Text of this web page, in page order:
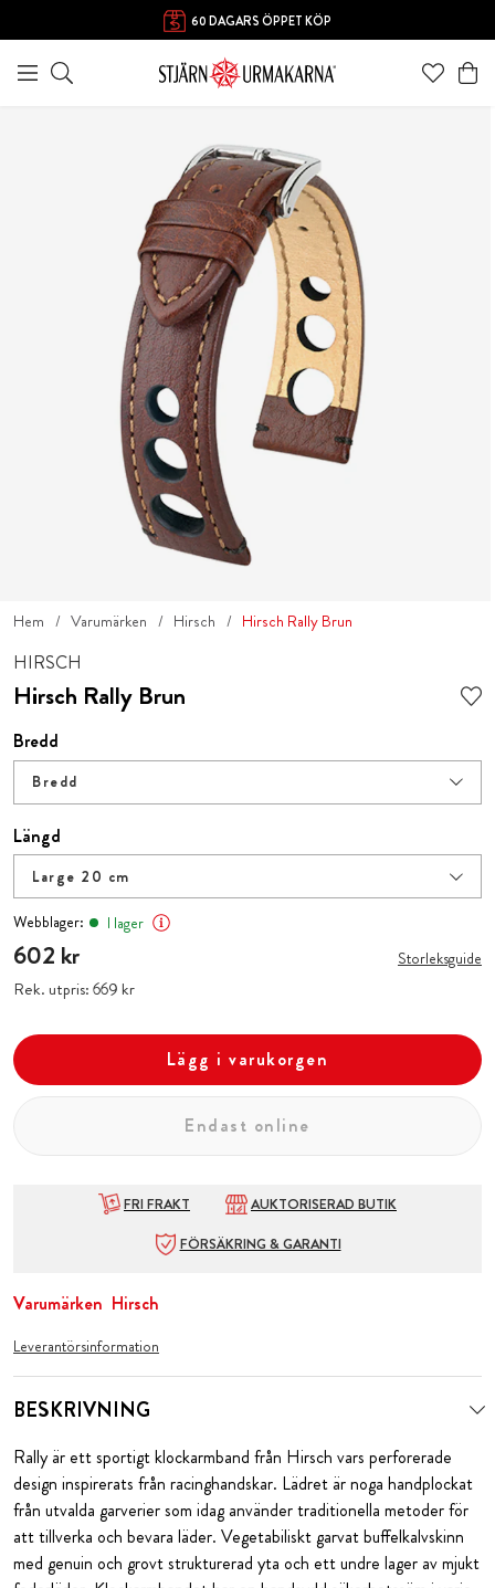
60 DAGARS ÖPPET KÖP
Hem Varumärken Hirsch Hirsch Rally Brun
HIRSCH
Hirsch Rally Brun
Bredd
Bredd
Längd
Large 20 cm
Webblager: I lager
Pris:602 kr
602 kr
Rek. utpris:Pris :669 kr
669 kr
Storleksguide
Lägg i varukorgen
Endast online
FRI FRAKT
AUKTORISERAD BUTIK
FÖRSÄKRING & GARANTI
Varumärken Hirsch
Leverantörsinformation
BESKRIVNING
Rally är ett sportigt klockarmband från Hirsch vars perforerade
design inspirerats från racinghandskar. Lädret är noga handplockat
från utvalda garverier som idag använder traditionella metoder för
att tillverka och bevara läder. Vegetabiliskt garvat buffelkalvskinn
med genuin och grovt strukturerad yta och ett undre lager av mjukt